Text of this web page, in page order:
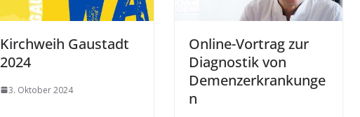
Kirchweih Gaustadt
2024
3. Oktober 2024
Online-Vortrag zur
Diagnostik von
Demenzerkrankunge
n